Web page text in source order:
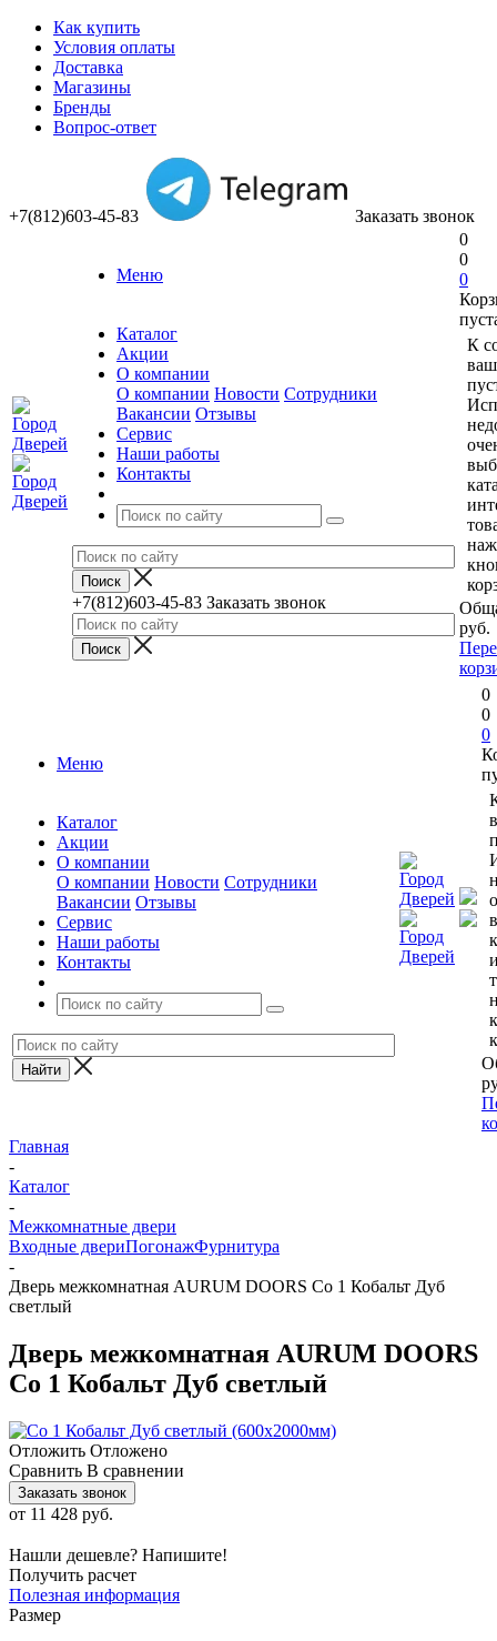
Как купить
Условия оплаты
Доставка
Магазины
Бренды
Вопрос-ответ
+7(812)603-45-83 Заказать звонок
Меню
Каталог
Акции
О компании
О компании Новости Сотрудники
Вакансии Отзывы
Сервис
Наши работы
Контакты
+7(812)603-45-83 Заказать звонок
0
0
0
К
руб.
Меню
Каталог
Акции
О компании
О компании Новости Сотрудники
Вакансии Отзывы
Сервис
Наши работы
Контакты
0
0
0
Главная
-
Каталог
-
Межкомнатные двери
Входные двериПогонажФурнитура
-
Дверь межкомнатная AURUM DOORS Co 1 Кобальт Дуб
светлый
Дверь межкомнатная AURUM DOORS
Co 1 Кобальт Дуб светлый
Отложить Отложено
Сравнить В сравнении
Заказать звонок
от 11 428 руб.
Нашли дешевле? Напишите!
Получить расчет
Полезная информация
Размер